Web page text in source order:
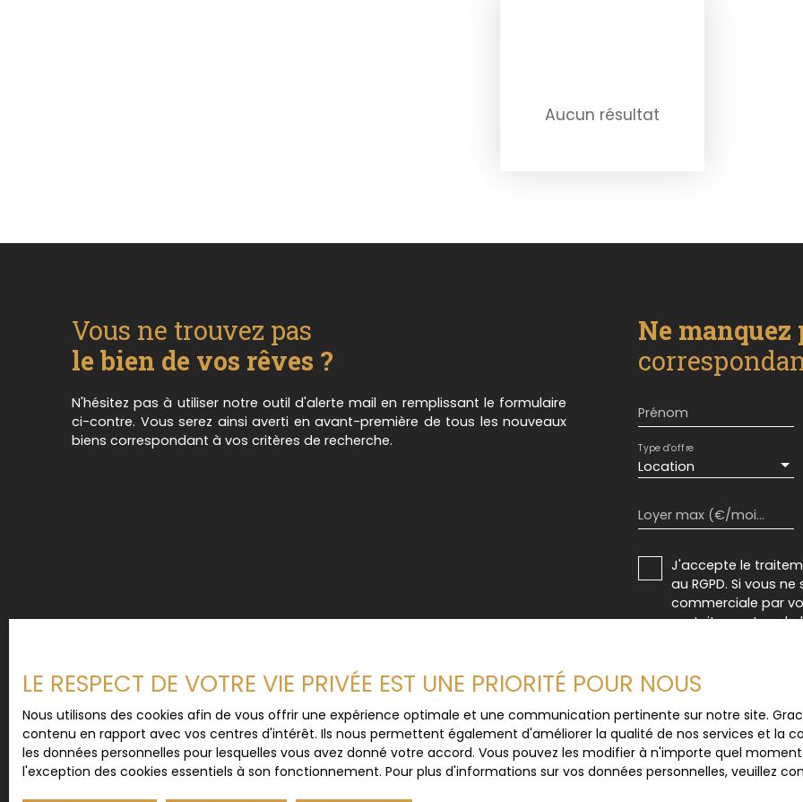
Aucun résultat
Vous ne trouvez pas
le bien de vos rêves ?
N'hésitez pas à utiliser notre outil d'alerte mail en remplissant le formulaire
ci-contre. Vous serez ainsi averti en avant-première de tous les nouveaux
biens correspondant à vos critères de recherche.
Ne
Prénom
Location
Type d'offre
Loyer max (€/mois)
J'accepte le
au RGPD. Si vous
commerciale par
gratuitement sur la
Société Worldline,
Pour en savoir plus
veuillez consulter
LE RESPECT DE VOTRE VIE PRIVÉE EST UNE PRIORITÉ POUR NOUS
Nous utilisons des cookies afin de vous offrir une expérience optimale et une communication pertinente sur notre site.
contenu en rapport avec vos centres d'intérêt. Ils nous permettent également d'améliorer la qualité de nos services et la
les données personnelles pour lesquelles vous avez donné votre accord. Vous pouvez les modifier à n'importe quel
l'exception des cookies essentiels à son fonctionnement. Pour plus d'informations sur vos données personnelles, veuillez